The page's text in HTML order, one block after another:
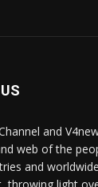
and
web of the
and